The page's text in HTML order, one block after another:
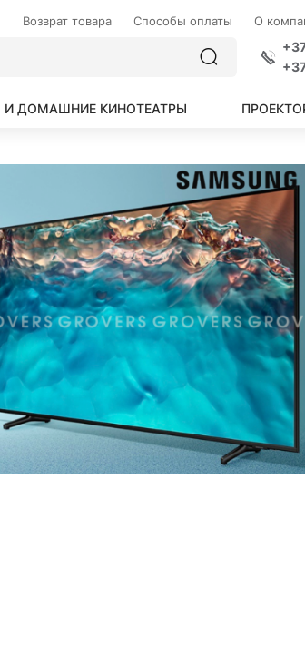
Возврат товара Способы оплаты О
И ДОМАШНИЕ КИНОТЕАТРЫ